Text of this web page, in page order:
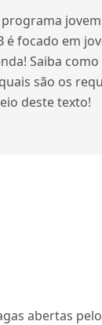
programa
é focado em
Saiba
são os
deste texto!
abertas